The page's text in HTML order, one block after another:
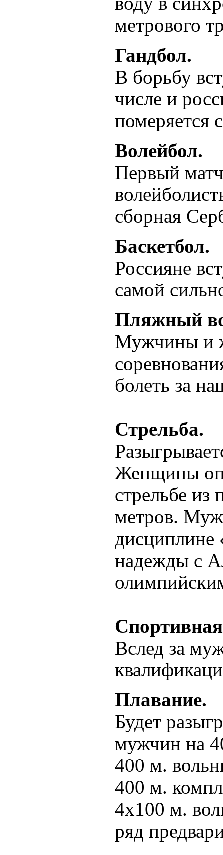
метрового
Гандбол.
В борьбу
числе и
померяется
Волейбол.
Первый
сборная
Баскетбол.
Россияне
самой
Пляжный
Мужчины и
болеть за
Стрельба.
Женщины
стрельбе из
метров.
дисциплине
надежды с
Вслед за
Плавание.
Будет
мужчин на
400 м.
400 м.
4х100 м.
ряд